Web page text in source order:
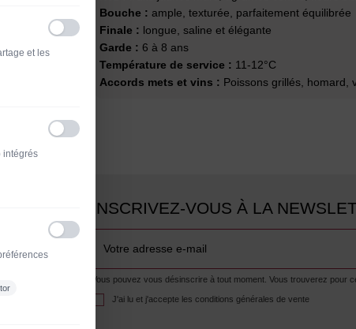
Bouche : ample, texturée, parfaitement équilibrée
Finale : longue, saline et élégante
Garde : 6 à 8 ans
Température de service : 11-12°C
Accords mets et vins : Poissons grillés, homard,
INSCRIVEZ-VOUS À LA
Vous pouvez vous désinscrire à tout moment. Vous trouverez pour
J'ai lu et j'accepte les conditions générales de vente
et les
intégrés